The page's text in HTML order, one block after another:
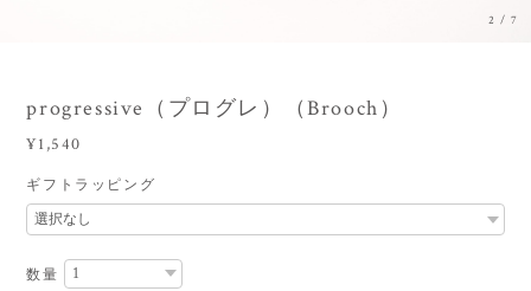
2 /7
progressive（プログレ）（Brooch）
¥1,540
ギフトラッピング
数量